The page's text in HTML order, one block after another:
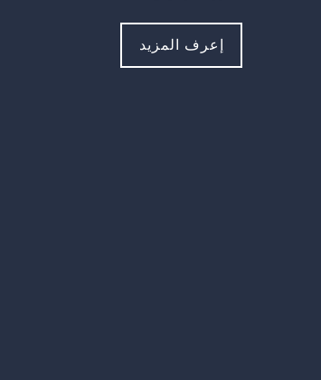
إعرف المزيد